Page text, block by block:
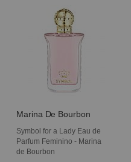
Marina De Bourbon
Symbol for a Lady Eau de
Parfum Feminino - Marina
de Bourbon